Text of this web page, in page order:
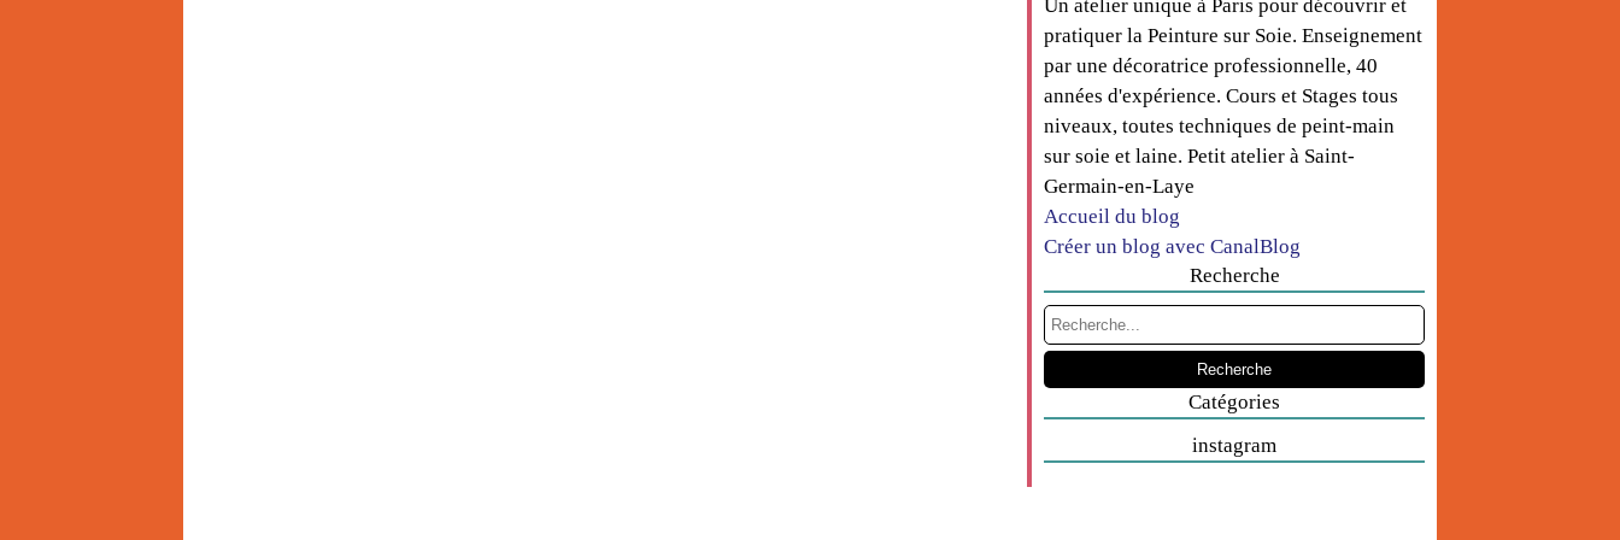
Un atelier unique à Paris pour découvrir et
pratiquer la Peinture sur Soie. Enseignement
par une décoratrice professionnelle, 40
années d'expérience. Cours et Stages tous
niveaux, toutes techniques de peint-main
sur soie et laine. Petit atelier à Saint-
Germain-en-Laye
Accueil du blog
Créer un blog avec CanalBlog
Recherche
Catégories
instagram